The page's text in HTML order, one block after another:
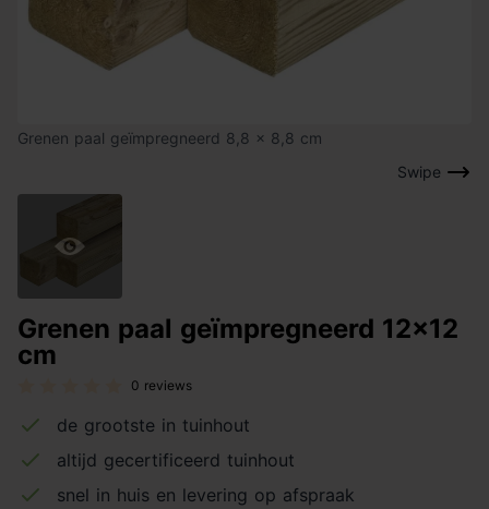
Swipe
Grenen paal geïmpregneerd 8,8 x 8,8 cm
Grenen paal geïmpregneerd 12x12
cm
0 reviews
de grootste in tuinhout
altijd gecertificeerd tuinhout
snel in huis en levering op afspraak